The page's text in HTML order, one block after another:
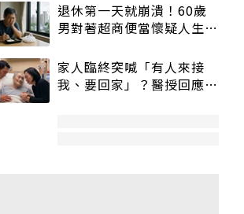
退休第一天就崩潰！60歲
男對著超商便當懷疑人生
家人臨終突喊「有人來接
我、要回家」？醫授回應方